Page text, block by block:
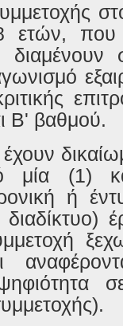
ετών,
Β' βαθμού.
μία (1)
ή
διαδίκτυο)